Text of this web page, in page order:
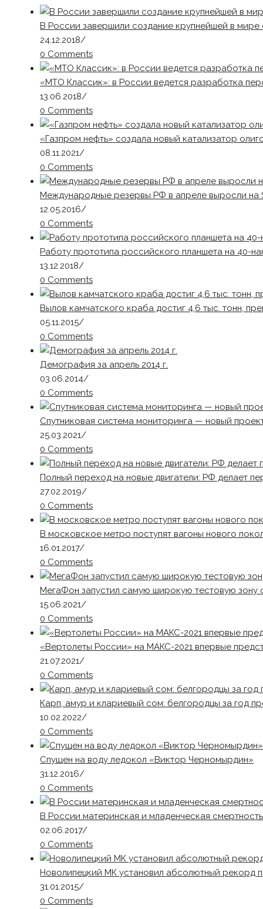
В России завершили создание крупнейшей в
24.12.2018/
0 Comments
«МТО Классик»: в России ведется разработка
13.06.2018/
0 Comments
«Газпром нефть» создала новый катализатор
08.11.2021/
0 Comments
Международные резервы РФ в апреле выросли на
12.05.2016/
0 Comments
Работу прототипа российского планшета на 40-
13.12.2018/
0 Comments
Вылов камчатского краба достиг 4,6 тыс. тонн,
05.11.2015/
0 Comments
Демография за апрель 2014 г.
03.06.2014/
0 Comments
Спутниковая система мониторинга — новый
25.03.2021/
0 Comments
Полный переход на новые двигатели: РФ делает
27.02.2019/
0 Comments
В московское метро поступят вагоны нового
16.01.2017/
0 Comments
МегаФон запустил самую широкую тестовую зону
15.06.2021/
0 Comments
«Вертолеты России» на МАКС-2021 впервые
21.07.2021/
0 Comments
Карп, амур и клариевый сом: белгородцы за год
10.02.2022/
0 Comments
Спущен на воду ледокол «Виктор Черномырдин»
31.12.2016/
0 Comments
В России материнская и младенческая
02.06.2017/
0 Comments
Новолипецкий МК установил абсолютный рекорд
31.01.2015/
0 Comments